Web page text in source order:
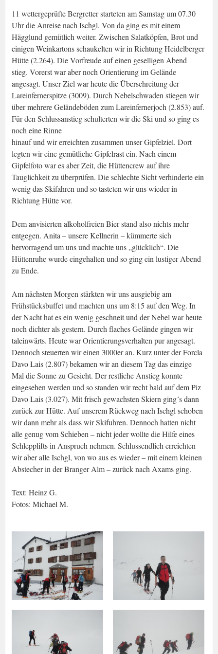
11 wettergeprüfte Bergretter starteten am Samstag um 07.30
Uhr die Anreise nach Ischgl. Von da ging es mit einem
Hägglund gemütlich weiter. Zwischen Salatköpfen, Brot und
einigen Weinkartons schaukelten wir in Richtung Heidelberger
Hütte (2.264). Die Vorfreude auf einen geselligen Abend
stieg. Vorerst war aber noch Orientierung im Gelände
angesagt. Unser Ziel war heute die Überschreitung der
Lareinfernerspitze (3009). Durch Nebelschwaden stiegen wir
über mehrere Geländeböden zum Lareinfernerjoch (2.853) auf.
Für den Schlussanstieg schulterten wir die Ski und so ging es
noch eine Rinne
hinauf und wir erreichten zusammen unser Gipfelziel. Dort
legten wir eine gemütliche Gipfelrast ein. Nach einem
Gipfelfoto war es aber Zeit, die Hüttencrew auf ihre
Tauglichkeit zu überprüfen. Die schlechte Sicht verhinderte ein
wenig das Skifahren und so tasteten wir uns wieder in
Richtung Hütte vor.
Dem anvisierten alkoholfreien Bier stand also nichts mehr
entgegen. Anita – unsere Kellnerin – kümmerte sich
hervorragend um uns und machte uns „glücklich“. Die
Hüttenruhe wurde eingehalten und so ging ein lustiger Abend
zu Ende.
Am nächsten Morgen stärkten wir uns ausgiebig am
Frühstücksbuffet und machten uns um 8:15 auf den Weg. In
der Nacht hat es ein wenig geschneit und der Nebel war heute
noch dichter als gestern. Durch flaches Gelände gingen wir
taleinwärts. Heute war Orientierungsverhalten pur angesagt.
Dennoch steuerten wir einen 3000er an. Kurz unter der Forcla
Davo Lais (2.807) bekamen wir an diesem Tag das einzige
Mal die Sonne zu Gesicht. Der restliche Anstieg konnte
eingesehen werden und so standen wir recht bald auf dem Piz
Davo Lais (3.027). Mit frisch gewachsten Skiern ging´s dann
zurück zur Hütte. Auf unserem Rückweg nach Ischgl schoben
wir dann mehr als dass wir Skifuhren. Dennoch hatten nicht
alle genug vom Schieben – nicht jeder wollte die Hilfe eines
Schlepplifts in Anspruch nehmen. Schlussendlich erreichten
wir aber alle Ischgl, von wo aus es wieder – mit einem kleinen
Abstecher in der Branger Alm – zurück nach Axams ging.
Text: Heinz G.
Fotos: Michael M.